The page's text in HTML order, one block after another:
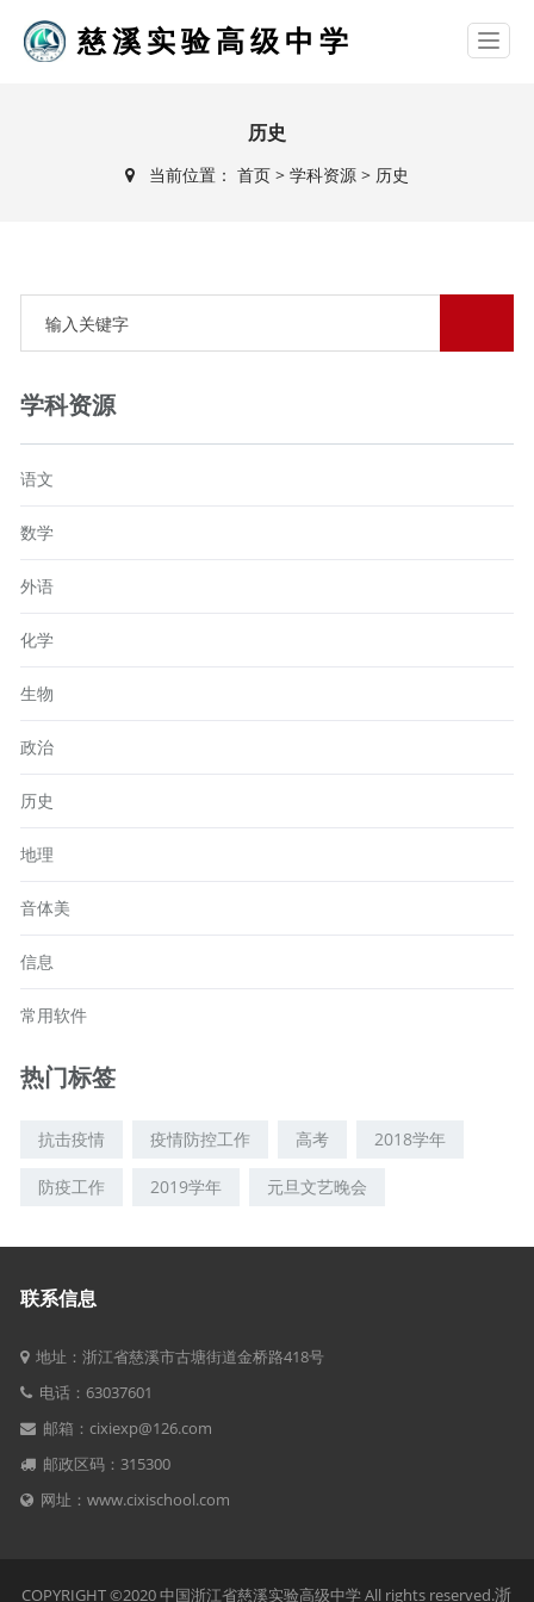
慈溪实验高级中学
历史
当前位置： 首页> 学科资源> 历史
学科资源
语文
数学
外语
化学
生物
政治
历史
地理
音体美
信息
常用软件
热门标签
抗击疫情 疫情防控工作 高考 2018学年
防疫工作 2019学年 元旦文艺晚会
联系信息
地址：浙江省慈溪市古塘街道金桥路418号
电话：63037601
邮箱：cixiexp@126.com
邮政区码：315300
网址：www.cixischool.com
COPYRIGHT ©2020 中国浙江省慈溪实验高级中学 All rights reserved.浙